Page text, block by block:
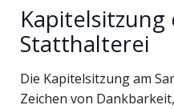
Statthalterei
Die Kapitelsitzung am
Zeichen von